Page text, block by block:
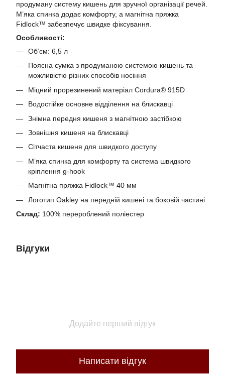
продуману систему кишень для зручної організації речей.
М’яка спинка додає комфорту, а магнітна пряжка
Fidlock™ забезпечує швидке фіксування.
Особливості:
Об’єм: 6,5 л
Поясна сумка з продуманою системою кишень та
можливістю різних способів носіння
Міцний прорезинений матеріал Cordura® 915D
Водостійке основне відділення на блискавці
Знімна передня кишеня з магнітною застібкою
Зовнішня кишеня на блискавці
Сітчаста кишеня для швидкого доступу
М’яка спинка для комфорту та система швидкого
кріплення g-hook
Магнітна пряжка Fidlock™ 40 мм
Логотип Oakley на передній кишені та боковій частині
Склад: 100% перероблений поліестер
Відгуки
Додайте перший відгук
Написати відгук